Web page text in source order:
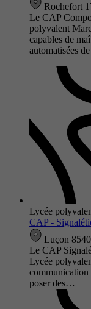
Rochefort
Le CAP
polyvalent
capables de
automatisées
Lycée
CAP -
Luçon
Le CAP
Lycée
communication
poser des…